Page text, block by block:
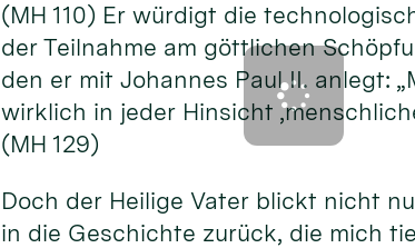
(MH 110) Er würdigt die
der Teilnahme am göttlichen
den er mit Johannes Paul II. anlegt:
wirklich in jeder Hinsicht
(MH 129)
Doch der Heilige Vater blickt nicht
in die Geschichte zurück, die mich